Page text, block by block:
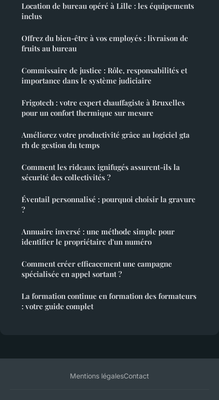
Location de bureau opéré à Lille : les équipements
inclus
Offrez du bien-être à vos employés : livraison de
fruits au bureau
Commissaire de justice : Rôle, responsabilités et
importance dans le système judiciaire
Frigotech : votre expert chauffagiste à Bruxelles
pour un confort thermique sur mesure
Améliorez votre productivité grâce au logiciel gta
rh de gestion du temps
Comment les rideaux ignifugés assurent-ils la
sécurité des collectivités ?
Éventail personnalisé : pourquoi choisir la gravure
?
Annuaire inversé : une méthode simple pour
identifier le propriétaire d'un numéro
Comment créer efficacement une campagne
spécialisée en appel sortant ?
La formation continue en formation des formateurs
: votre guide complet
Mentions légalesContact